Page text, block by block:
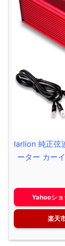
Iarlion 純正弦
ーター カー
Yahooショ
楽天